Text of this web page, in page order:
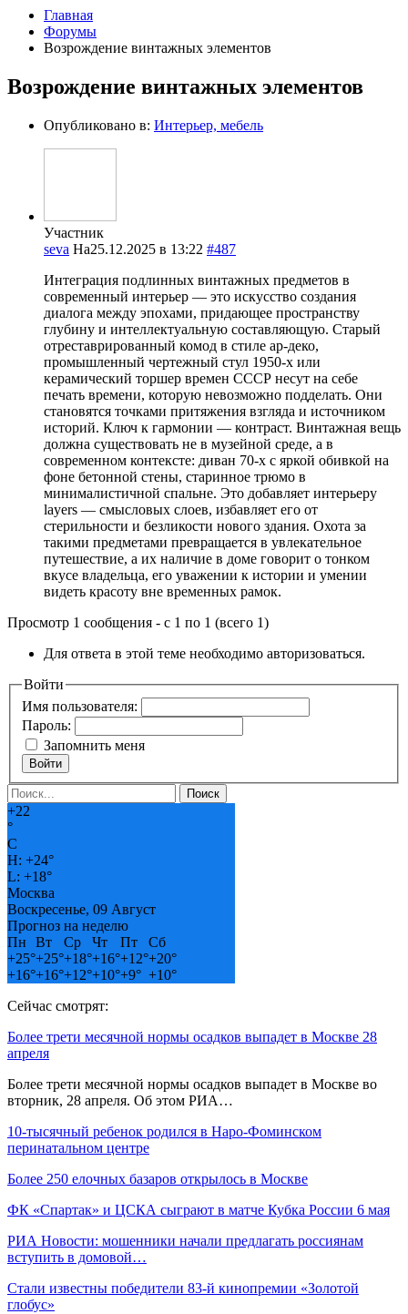
Главная
Форумы
Возрождение винтажных элементов
Возрождение винтажных элементов
Опубликовано в: Интерьер, мебель
Участник
seva На25.12.2025 в 13:22 #487
Интеграция подлинных винтажных предметов в
современный интерьер — это искусство создания
диалога между эпохами, придающее пространству
глубину и интеллектуальную составляющую. Старый
отреставрированный комод в стиле ар-деко,
промышленный чертежный стул 1950-х или
керамический торшер времен СССР несут на себе
печать времени, которую невозможно подделать. Они
становятся точками притяжения взгляда и источником
историй. Ключ к гармонии — контраст. Винтажная вещь
должна существовать не в музейной среде, а в
современном контексте: диван 70-х с яркой обивкой на
фоне бетонной стены, старинное трюмо в
минималистичной спальне. Это добавляет интерьеру
layers — смысловых слоев, избавляет его от
стерильности и безликости нового здания. Охота за
такими предметами превращается в увлекательное
путешествие, а их наличие в доме говорит о тонком
вкусе владельца, его уважении к истории и умении
видеть красоту вне временных рамок.
Просмотр 1 сообщения - с 1 по 1 (всего 1)
Для ответа в этой теме необходимо авторизоваться.
Войти
Имя пользователя:
Пароль:
Запомнить меня
Войти
+22
°
C
H: +24°
L: +18°
Москва
Воскресенье, 09 Август
Прогноз на неделю
Пн
Вт Ср Чт Пт
Сб
+25°+25°+18°+16°+12°+20°
+16°+16°+12°+10°+9° +10°
Сейчас смотрят:
Более трети месячной нормы осадков выпадет в Москве 28
апреля
Более трети месячной нормы осадков выпадет в Москве во
вторник, 28 апреля. Об этом РИА…
10‑тысячный ребенок родился в Наро‑Фоминском
перинатальном центре
Более 250 елочных базаров открылось в Москве
ФК «Спартак» и ЦСКА сыграют в матче Кубка России 6 мая
РИА Новости: мошенники начали предлагать россиянам
вступить в домовой…
Стали известны победители 83-й кинопремии «Золотой
глобус»